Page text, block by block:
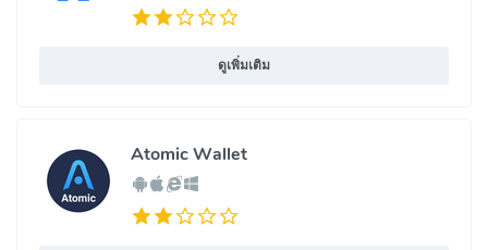
ดูเพิ่มเติม
Atomic Wallet